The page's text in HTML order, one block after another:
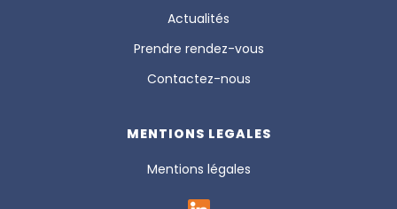
Actualités
Prendre rendez-vous
Contactez-nous
MENTIONS LEGALES
Mentions légales